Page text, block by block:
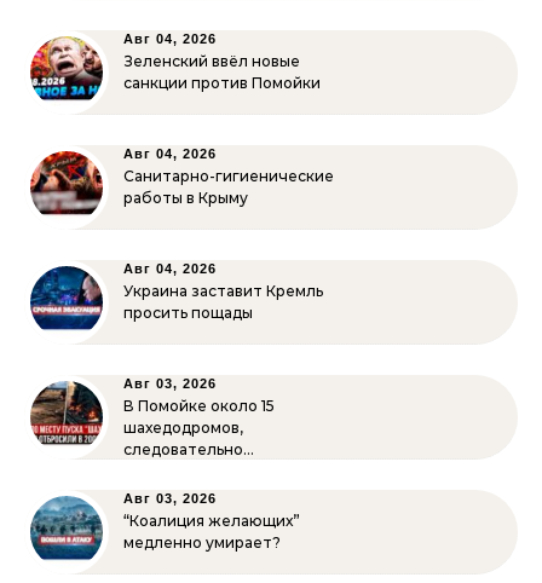
Авг 04, 2026
Зеленский ввёл новые
санкции против Помойки
Авг 04, 2026
Санитарно-гигиенические
работы в Крыму
Авг 04, 2026
Украина заставит Кремль
просить пощады
Авг 03, 2026
В Помойке около 15
шахедодромов,
следовательно…
Авг 03, 2026
“Коалиция желающих”
медленно умирает?